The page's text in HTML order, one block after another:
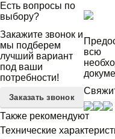
Есть вопросы по
выбору?
Закажите звонок и
мы подберем
лучший вариант
под ваши
потребности!
Заказать звонок
всю
Также рекомендуют
Технические